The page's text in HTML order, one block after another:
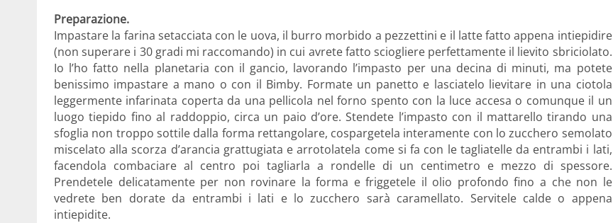
Preparazione.
Impastare la farina setacciata con le uova, il burro morbido a pezzettini e il latte fatto appena intiepidire
(non superare i 30 gradi mi raccomando) in cui avrete fatto sciogliere perfettamente il lievito sbriciolato.
Io l’ho fatto nella planetaria con il gancio, lavorando l’impasto per una decina di minuti, ma potete
benissimo impastare a mano o con il Bimby. Formate un panetto e lasciatelo lievitare in una ciotola
leggermente infarinata coperta da una pellicola nel forno spento con la luce accesa o comunque il un
luogo tiepido fino al raddoppio, circa un paio d’ore. Stendete l’impasto con il mattarello tirando una
sfoglia non troppo sottile dalla forma rettangolare, cospargetela interamente con lo zucchero semolato
miscelato alla scorza d’arancia grattugiata e arrotolatela come si fa con le tagliatelle da entrambi i lati,
facendola combaciare al centro poi tagliarla a rondelle di un centimetro e mezzo di spessore.
Prendetele delicatamente per non rovinare la forma e friggetele il olio profondo fino a che non le
vedrete ben dorate da entrambi i lati e lo zucchero sarà caramellato. Servitele calde o appena
intiepidite.